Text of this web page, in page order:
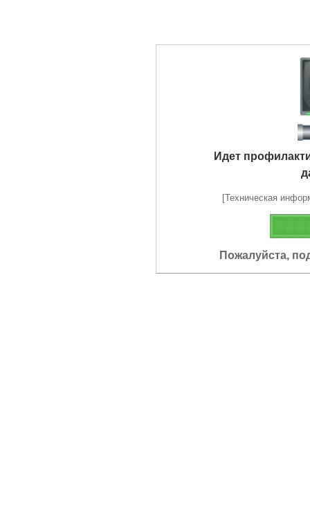
Идет
[Техническая
Пожалуйста,